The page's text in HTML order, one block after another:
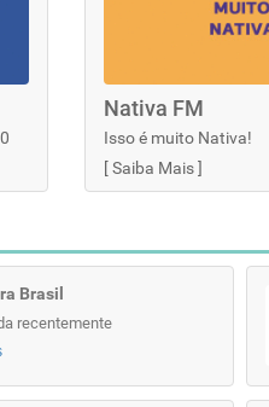
Nativa FM
Isso é muito Nativa!
[Saiba Mais]
Brasil
recentemente